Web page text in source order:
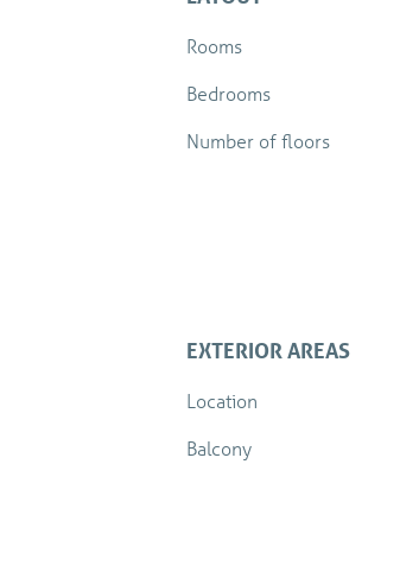
Rooms
Bedrooms
Number of floors
EXTERIOR AREAS
Location
Balcony